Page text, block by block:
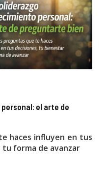
el arte de
haces influyen en tus
forma de avanzar